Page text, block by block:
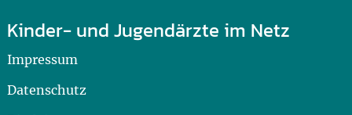
Kinder- und Jugendärzte im Netz
Impressum
Datenschutz